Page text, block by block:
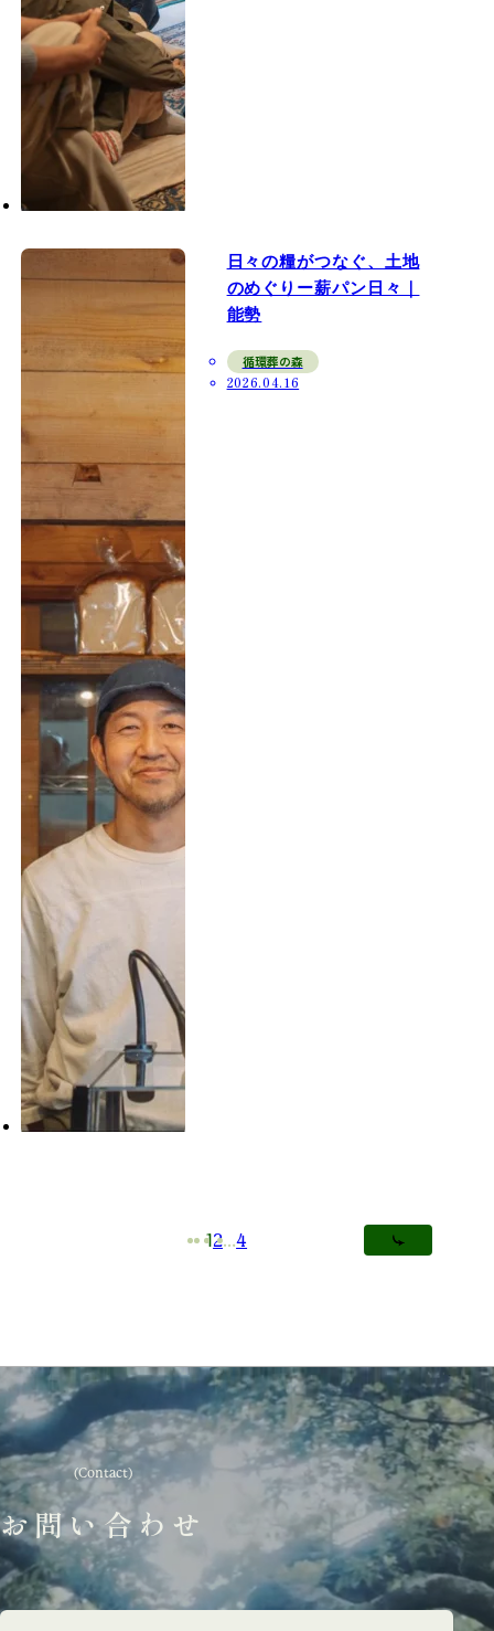
日々の糧がつなぐ、土地
のめぐりー薪パン日々｜
能勢
循環葬の森
2026.04.16
12…4
お問い合わせ
(Contact)